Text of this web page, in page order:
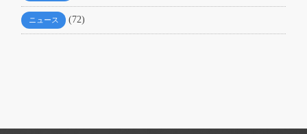
ニュース (72)